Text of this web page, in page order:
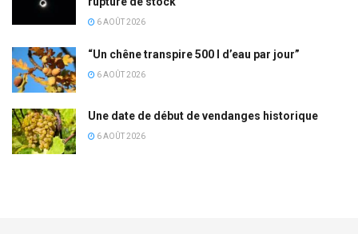
6 AOÛT 2026
“Un chêne transpire 500 l d’eau par jour”
6 AOÛT 2026
Une date de début de vendanges historique
6 AOÛT 2026